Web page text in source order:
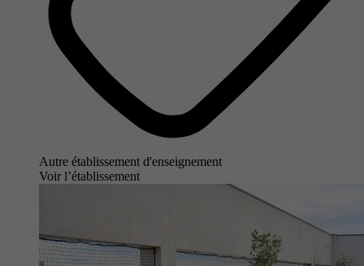
Autre établissement d'enseignement
Voir l’établissement